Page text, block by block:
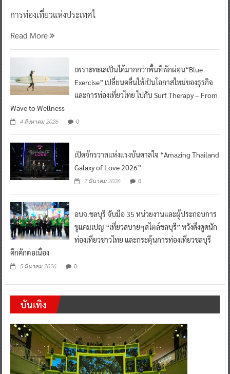
การท่องเที่ยวแห่งประเทศไ
Read More
เพราะทะเลเป็นได้มากกว่าพื้นที่พักผ่อน“Blue
Exercise” เปลี่ยนคลื่นให้เป็นโอกาสใหม่ของธุรกิจ
และการท่องเที่ยวไทย ไปกับ Surf Therapy – From
Wave to Wellness
4 สิงหาคม 2026 0
เปิดจักรวาลแห่งแรงบันดาลใจ “Amazing Thailand
Galaxy of Love 2026”
7 มีนาคม 2026 0
อบจ.ชลบุรี จับมือ 35 หน่วยงานและผู้ประกอบการ
ชูแคมเปญ “เที่ยวสบายๆสไตล์ชลบุรี” หวังดึงดูดนัก
ท่องเที่ยวชาวไทย และกระตุ้นการท่องเที่ยวชลบุรี
คึกคักต่อเนื่อง
5 มีนาคม 2026 0
บันเทิง